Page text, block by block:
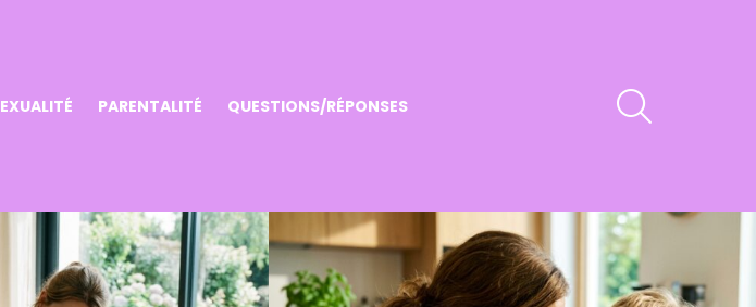
PARENTALITÉ QUESTIONS/RÉPONSES